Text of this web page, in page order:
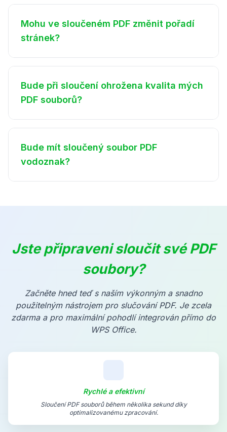
Mohu ve sloučeném PDF změnit pořadí
stránek?
Bude při sloučení ohrožena kvalita mých
PDF souborů?
Bude mít sloučený soubor PDF
vodoznak?
Jste připraveni sloučit své PDF
soubory?
Začněte hned teď s naším výkonným a snadno
použitelným nástrojem pro slučování PDF. Je zcela
zdarma a pro maximální pohodlí integrován přímo do
WPS Office.
Rychlé a efektivní
Sloučení PDF souborů během několika sekund díky
optimalizovanému zpracování.